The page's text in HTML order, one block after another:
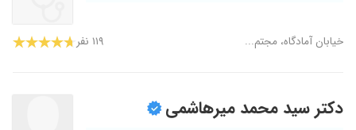
خیابان آمادگاه، مجتم... ۱۱۹ نفر
دکتر سید محمد میرهاشمی